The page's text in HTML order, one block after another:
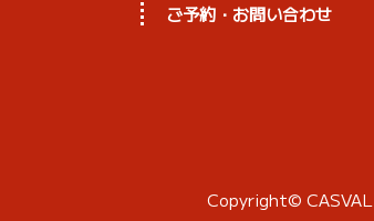
ご予約・お問い合わせ
Copyright© CASVAL